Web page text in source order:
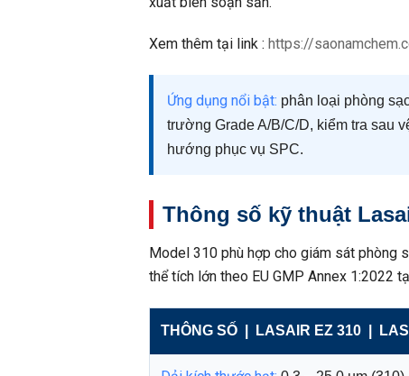
Xem thêm tại link : https://
Ứng dụng nổi bật: phân loại phòng
trường Grade A/B/C/D, kiểm tra sau
hướng phục vụ SPC.
Thông số kỹ thuật
Model 310 phù hợp cho giám sát phòng
thể tích lớn theo EU GMP Annex 1:2022
THÔNG SỐ | LASAIR EZ 310 |